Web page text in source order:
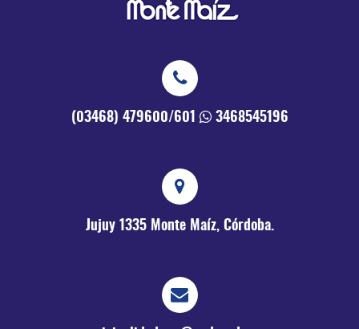
(03468) 479600/601 3468545196
Jujuy 1335 Monte Maíz, Córdoba.